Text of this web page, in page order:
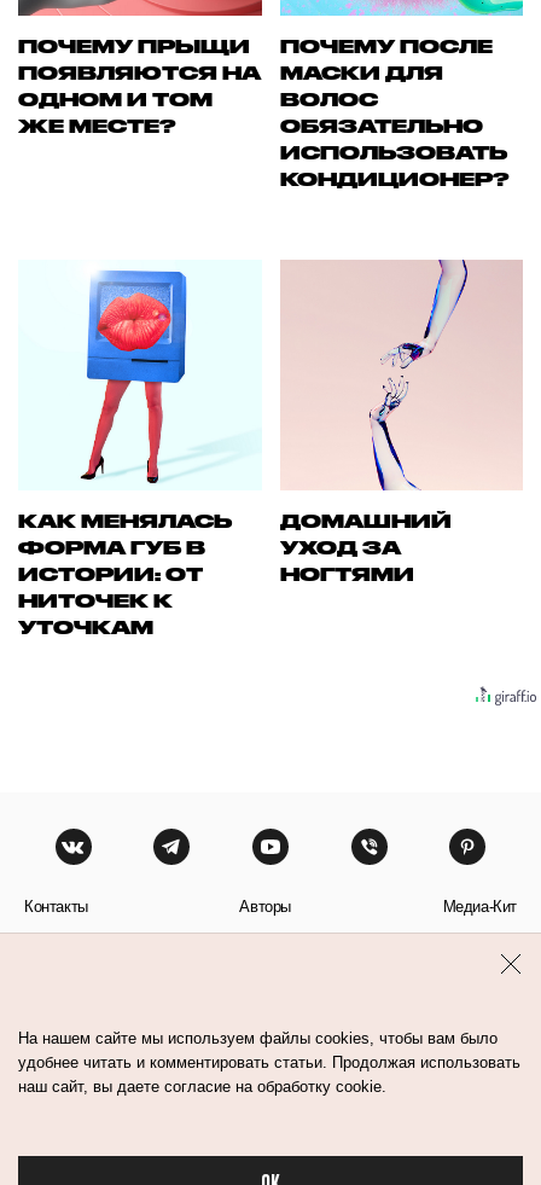
ПОЧЕМУ ПРЫЩИ
ПОЯВЛЯЮТСЯ НА
ОДНОМ И ТОМ
ЖЕ МЕСТЕ?
ПОЧЕМУ ПОСЛЕ
МАСКИ ДЛЯ
ВОЛОС
ОБЯЗАТЕЛЬНО
ИСПОЛЬЗОВАТЬ
КОНДИЦИОНЕР?
КАК МЕНЯЛАСЬ
ФОРМА ГУБ В
ИСТОРИИ: ОТ
НИТОЧЕК К
УТОЧКАМ
ДОМАШНИЙ
УХОД ЗА
НОГТЯМИ
Контакты Авторы Медиа-Кит
На нашем сайте мы используем файлы cookies, чтобы вам было
удобнее читать и комментировать статьи. Продолжая использовать
наш сайт, вы даете согласие на обработку cookie.